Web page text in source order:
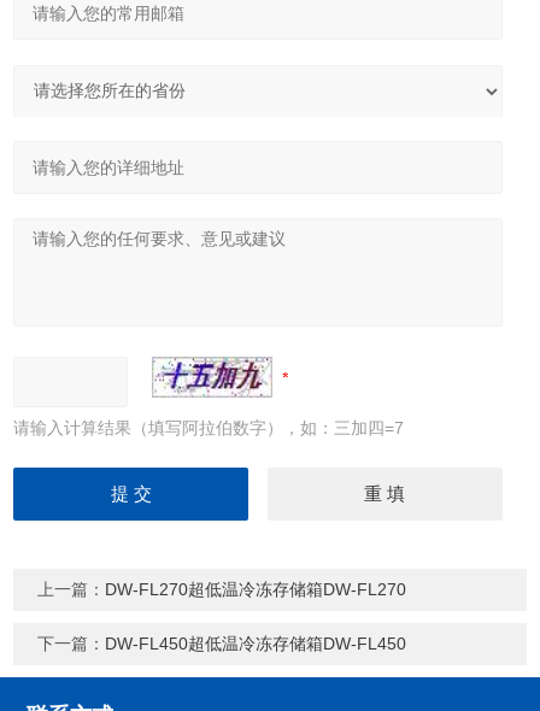
请输入计算结果（填写阿拉伯数字），如：三加四=7
上一篇： DW-FL270超低温冷冻存储箱DW-FL270
下一篇： DW-FL450超低温冷冻存储箱DW-FL450